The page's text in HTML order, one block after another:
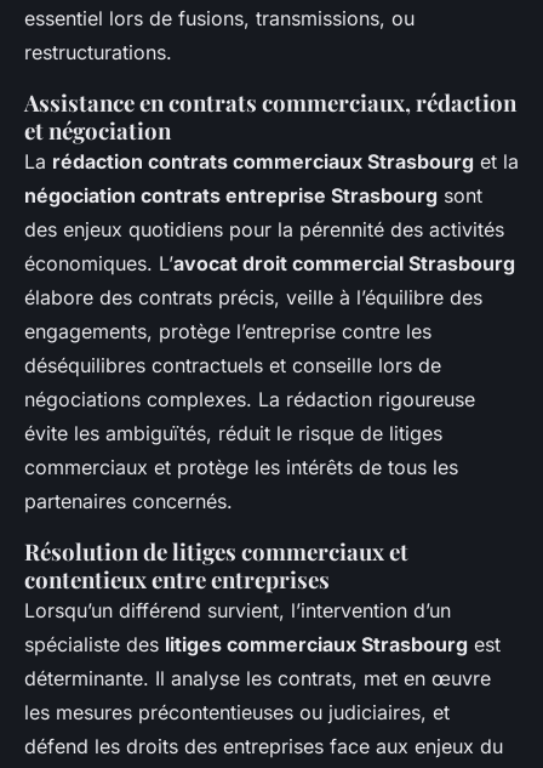
essentiel lors de fusions, transmissions, ou
restructurations.
Assistance en contrats commerciaux, rédaction
et négociation
La rédaction contrats commerciaux Strasbourg et la
négociation contrats entreprise Strasbourg sont
des enjeux quotidiens pour la pérennité des activités
économiques. L’avocat droit commercial Strasbourg
élabore des contrats précis, veille à l’équilibre des
engagements, protège l’entreprise contre les
déséquilibres contractuels et conseille lors de
négociations complexes. La rédaction rigoureuse
évite les ambiguïtés, réduit le risque de litiges
commerciaux et protège les intérêts de tous les
partenaires concernés.
Résolution de litiges commerciaux et
contentieux entre entreprises
Lorsqu’un différend survient, l’intervention d’un
spécialiste des litiges commerciaux Strasbourg est
déterminante. Il analyse les contrats, met en œuvre
les mesures précontentieuses ou judiciaires, et
défend les droits des entreprises face aux enjeux du